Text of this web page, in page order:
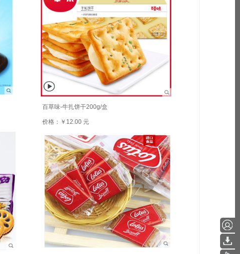
百草味-牛扎饼干200g/盒
价格：￥12.00 元